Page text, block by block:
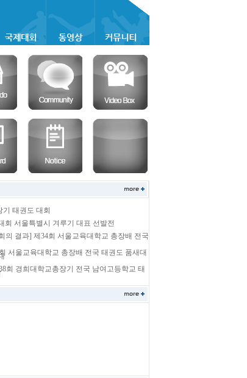
기 태권도 대회
회 서울특별시 겨루기 대표 선발전
의 결과] 제34회 서울교육대학교 총장배 전국
서울교육대학교 총장배 전국 태권도 품새대
회 경희대학교총장기 전국 남여고등학교 태